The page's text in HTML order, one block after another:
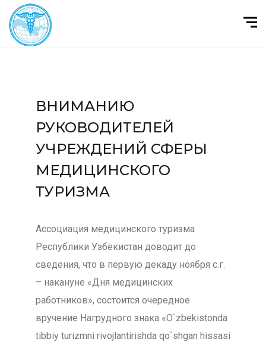
ВНИМАНИЮ
РУКОВОДИТЕЛЕЙ
УЧРЕЖДЕНИЙ СФЕРЫ
МЕДИЦИНСКОГО
ТУРИЗМА
Ассоциация медицинского туризма
Республики Узбекистан доводит до
сведения, что в первую декаду ноября с.г.
– накануне «Дня медицинских
работников», состоится очередное
вручение Нагрудного знака «O`zbekistonda
tibbiy turizmni rivojlantirishda qo`shgan hissasi